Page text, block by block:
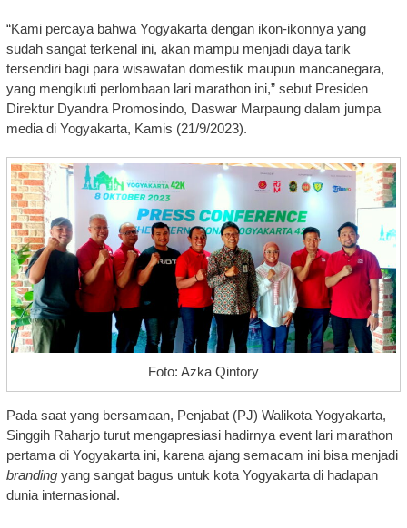
“Kami percaya bahwa Yogyakarta dengan ikon-ikonnya yang
sudah sangat terkenal ini, akan mampu menjadi daya tarik
tersendiri bagi para wisawatan domestik maupun mancanegara,
yang mengikuti perlombaan lari marathon ini,” sebut Presiden
Direktur Dyandra Promosindo, Daswar Marpaung dalam jumpa
media di Yogyakarta, Kamis (21/9/2023).
Foto: Azka Qintory
Pada saat yang bersamaan, Penjabat (PJ) Walikota Yogyakarta,
Singgih Raharjo turut mengapresiasi hadirnya event lari marathon
pertama di Yogyakarta ini, karena ajang semacam ini bisa menjadi
brandingyang sangat bagus untuk kota Yogyakarta di hadapan
dunia internasional.